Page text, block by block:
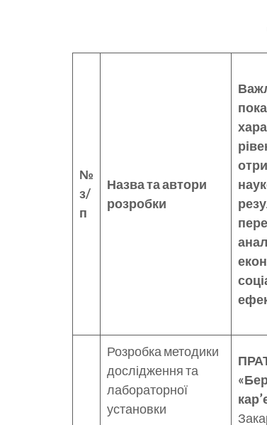
№
з/
п
Назва та автори
розробки
Розробка методики
дослідження та
лабораторної
установки